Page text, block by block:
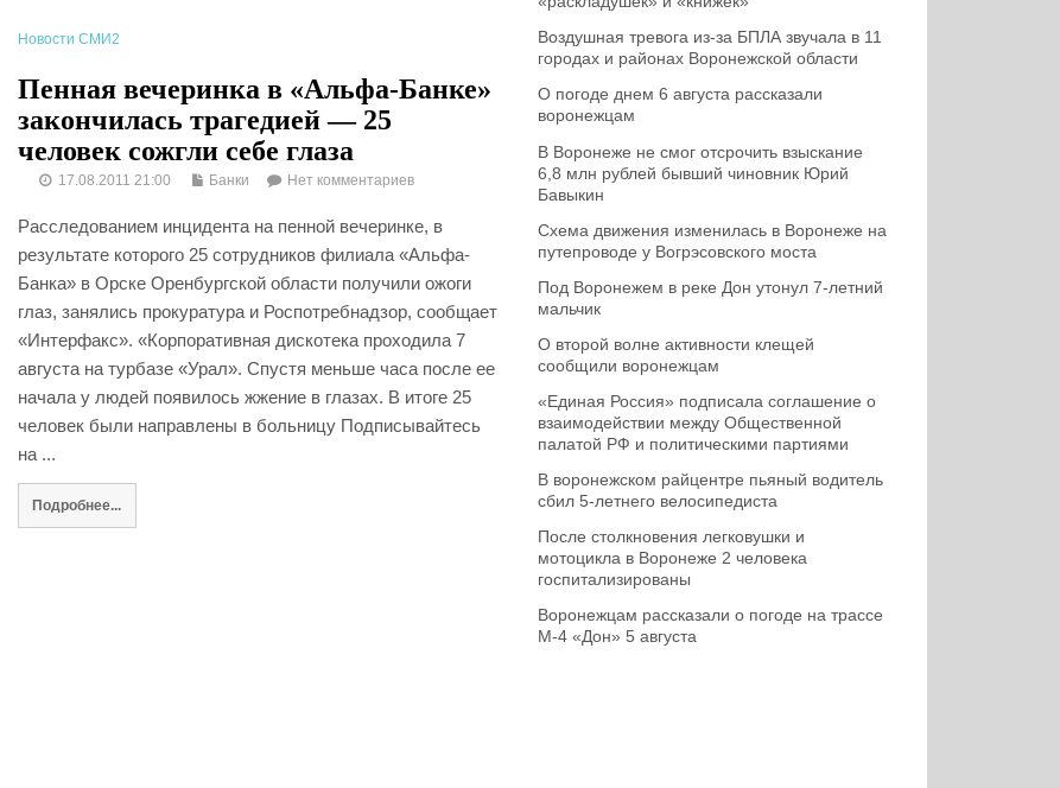
Новости СМИ2
Пенная вечеринка в «Альфа-Банке»
закончилась трагедией — 25
человек сожгли себе глаза
17.08.2011 21:00 Банки Нет комментариев
Расследованием инцидента на пенной вечеринке, в
результате которого 25 сотрудников филиала «Альфа-
Банка» в Орске Оренбургской области получили ожоги
глаз, занялись прокуратура и Роспотребнадзор, сообщает
«Интерфакс». «Корпоративная дискотека проходила 7
августа на турбазе «Урал». Спустя меньше часа после ее
начала у людей появилось жжение в глазах. В итоге 25
человек были направлены в больницу Подписывайтесь
на ...
Подробнее...
Воздушная тревога из-за БПЛА звучала в 11
городах и районах Воронежской области
О погоде днем 6 августа рассказали
воронежцам
В Воронеже не смог отсрочить взыскание
6,8 млн рублей бывший чиновник Юрий
Бавыкин
Схема движения изменилась в Воронеже на
путепроводе у Вогрэсовского моста
Под Воронежем в реке Дон утонул 7-летний
мальчик
О второй волне активности клещей
сообщили воронежцам
«Единая Россия» подписала соглашение о
взаимодействии между Общественной
палатой РФ и политическими партиями
В воронежском райцентре пьяный водитель
сбил 5-летнего велосипедиста
После столкновения легковушки и
мотоцикла в Воронеже 2 человека
госпитализированы
Воронежцам рассказали о погоде на трассе
М-4 «Дон» 5 августа